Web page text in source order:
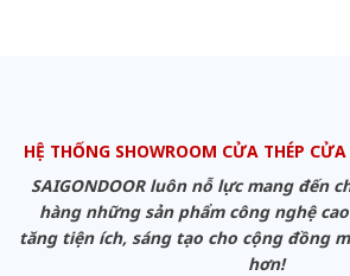
HỆ THỐNG SHOWROOM CỬA THÉP
SAIGONDOOR luôn nỗ lực mang đến
hàng những sản phẩm công nghệ
tăng tiện ích, sáng tạo cho cộng đồng
hơn!